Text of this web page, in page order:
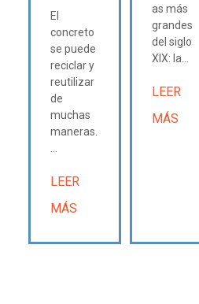
El
concreto
se puede
reciclar y
reutilizar
de
muchas
maneras.
LEER
MÁS
as más
grandes
del siglo
XIX: la...
LEER
MÁS